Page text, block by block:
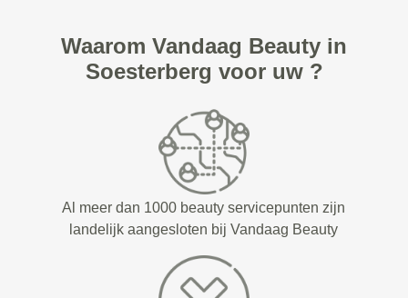
Waarom Vandaag Beauty in
Soesterberg voor uw ?
Al meer dan 1000 beauty servicepunten zijn
landelijk aangesloten bij Vandaag Beauty